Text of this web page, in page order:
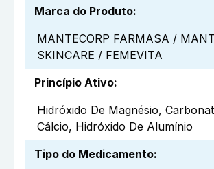
Marca do Produto:
MANTECORP FARMASA /
SKINCARE / FEMEVITA
Princípio Ativo:
Hidróxido De Magnésio,
Cálcio, Hidróxido De Alumínio
Tipo do Medicamento: